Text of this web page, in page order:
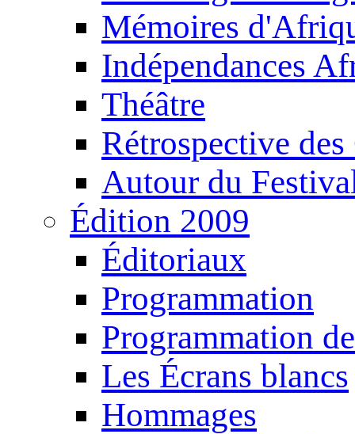
Mémoires
Indépendances
Théâtre
Rétrospective
Autour du
Édition 2009
Éditoriaux
Programmation
Programmation
Les Écrans blancs
Hommages